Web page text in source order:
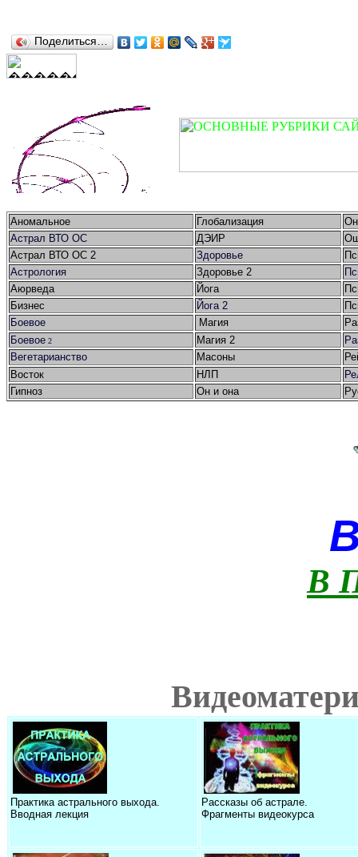
Поделиться…
Аномальное Глобализация
Астрал ВТО ОС
ДЭИР
Астрал ВТО ОС 2
Здоровье
Астрология
Здоровье 2
Аюрведа
Йога
Бизнес
Йога 2
Боевое
Магия
Боевое 2 Магия 2
Вегетарианство
Масоны
Восток
НЛП
Гипноз
Он и она
В
Практика астрального выхода.
Вводная лекция
Рассказы об астрале.
Фрагменты видеокурса